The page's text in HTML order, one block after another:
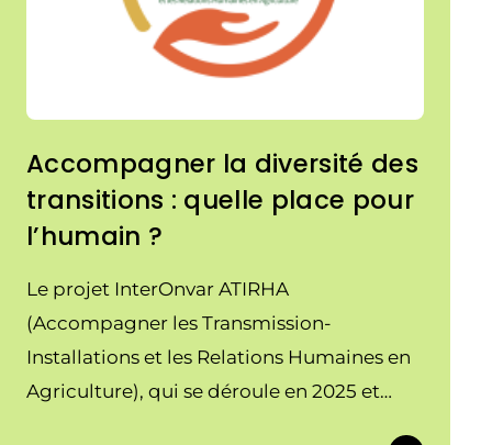
Accompagner la diversité des
transitions : quelle place pour
l’humain ?
Le projet InterOnvar ATIRHA
(Accompagner les Transmission-
Installations et les Relations Humaines en
Agriculture), qui se déroule en 2025 et